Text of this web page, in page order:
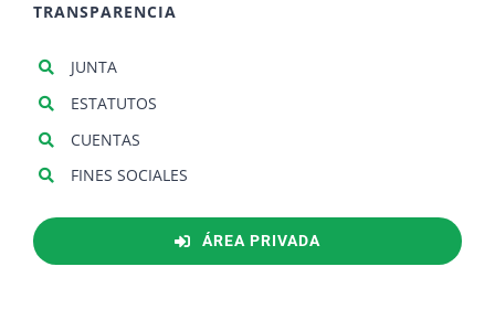
TRANSPARENCIA
JUNTA
ESTATUTOS
CUENTAS
FINES SOCIALES
ÁREA PRIVADA